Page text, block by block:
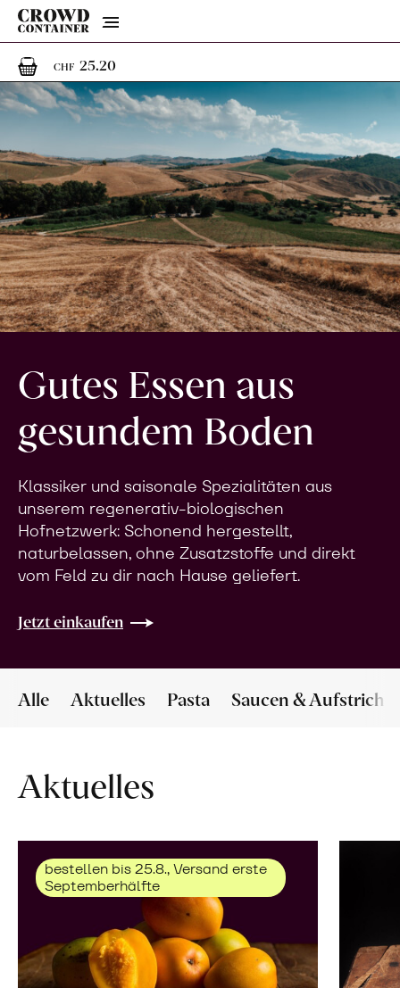
Menu
CHF 25.201 Artikel im Warenkorb
Gutes Essen aus
gesundem Boden
Klassiker und saisonale Spezialitäten aus
unserem regenerativ-biologischen
Hofnetzwerk: Schonend hergestellt,
naturbelassen, ohne Zusatzstoffe und direkt
vom Feld zu dir nach Hause geliefert.
Jetzt einkaufen
Alle Aktuelles Pasta Saucen & Aufstriche
Aktuelles
bestellen bis 25.8., Versand erste
Septemberhälfte